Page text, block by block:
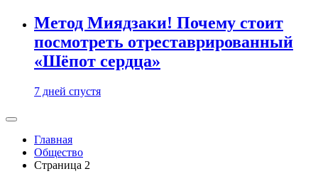
Метод Миядзаки! Почему стоит
посмотреть отреставрированный
«Шёпот сердца»
7 дней спустя
Главная
Общество
Страница 2